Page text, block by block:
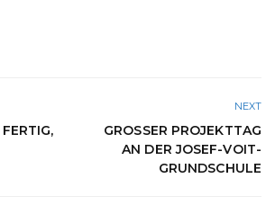
NEXT
GROSSER PROJEKTTAG A
N DER JOSEF-VOIT-G
RUNDSCHULE